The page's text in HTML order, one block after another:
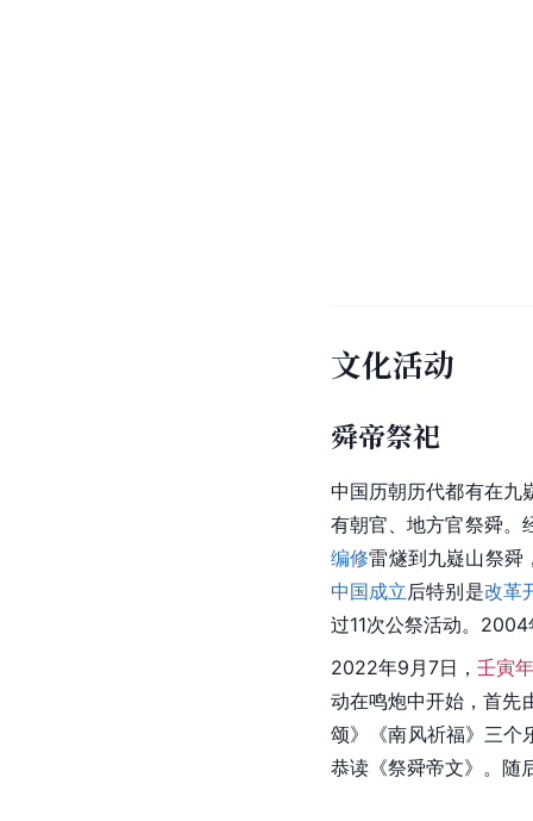
文化活动
舜帝祭祀
中国历朝历代都有在九
有朝官、地方官祭舜。
编修雷燧到九嶷山祭舜
中国成立后特别是改革
过11次公祭活动。2004
2022年9月7日，壬寅
动在鸣炮中开始，首先
颂》《南风祈福》三个
恭读《祭舜帝文》。随